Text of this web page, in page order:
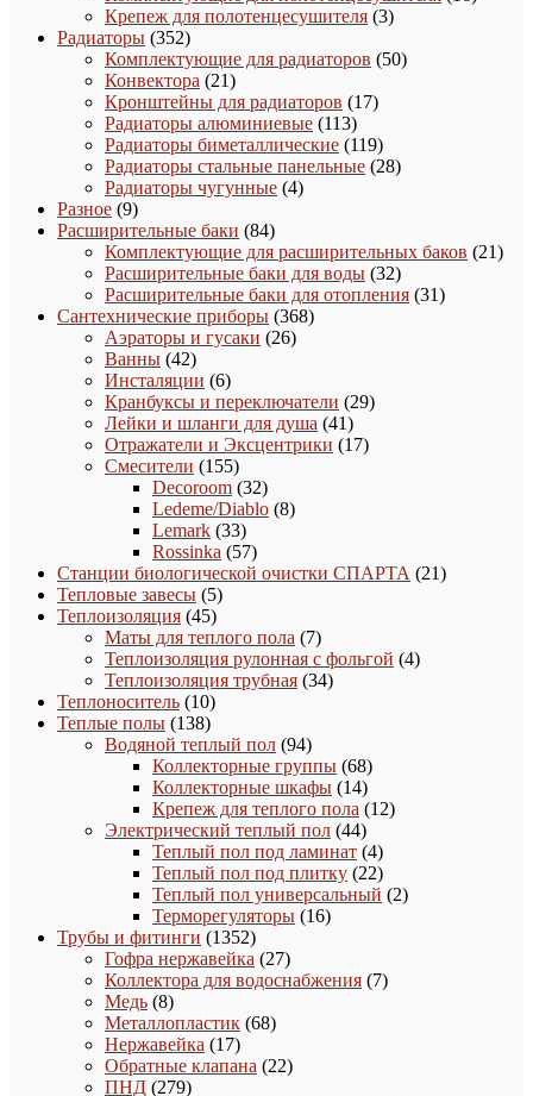
Крепеж для полотенцесушителя 33
Радиаторы 352352
товара
Комплектующие для радиаторов 5050
Конвектора 2121
товар
Кронштейны для радиаторов 1717
Радиаторы алюминиевые 113113
товаров
Радиаторы биметаллические 119119
товаров
Радиаторы стальные панельные 2828
Радиаторы чугунные 44
Разное 99
товаров
Расширительные баки 8484
товара
Комплектующие для расширительных баков 2121
Расширительные баки для воды 3232
товара
Расширительные баки для отопления 3131
Сантехнические приборы 368368
Аэраторы и гусаки 2626
Ванны 4242
товара
Инсталяции 66
товаров
Кранбуксы и переключатели 2929
Лейки и шланги для душа 4141
товар
Отражатели и Эксцентрики 1717
Смесители 155155
товаров
Decoroom 3232
товара
Ledeme/Diablo 88
Lemark 3333
товара
Rossinka 5757
товаров
Станции биологической очистки СПАРТА 2121
Тепловые завесы 55
товаров
Теплоизоляция 4545
товаров
Маты для теплого пола 77
товаров
Теплоизоляция рулонная с фольгой 44
Теплоизоляция трубная 3434
Теплоноситель 1010
товаров
Теплые полы 138138
товаров
Водяной теплый пол 9494
товара
Коллекторные группы 6868
товаров
Коллекторные шкафы 1414
товаров
Крепеж для теплого пола 1212
Электрический теплый пол 4444
товара
Теплый пол под ламинат 44
товара
Теплый пол под плитку 2222
товара
Теплый пол универсальный 22
Терморегуляторы 1616
Трубы и фитинги 13521352
товара
Гофра нержавейка 2727
товаров
Коллектора для водоснабжения 77
Медь 88
товаров
Металлопластик 6868
Нержавейка 1717
товаров
Обратные клапана 2222
ПНД 279279